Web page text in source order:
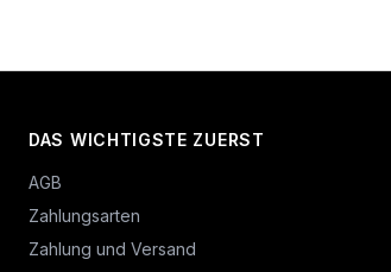
DAS WICHTIGSTE ZUERST
AGB
Zahlungsarten
Zahlung und Versand